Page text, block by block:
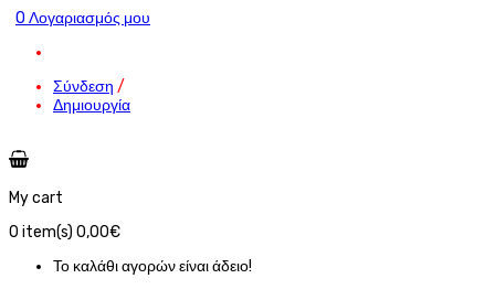
O Λογαριασμός μου
Σύνδεση /
Δημιουργία
My cart
0 item(s) 0,00€
Το καλάθι αγορών είναι άδειο!